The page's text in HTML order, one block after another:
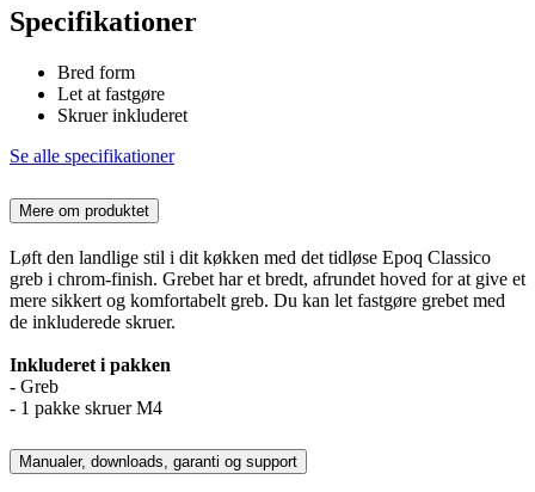
Specifikationer
Bred form
Let at fastgøre
Skruer inkluderet
Se alle specifikationer
Mere om produktet
Løft den landlige stil i dit køkken med det tidløse Epoq Classico
greb i chrom-finish. Grebet har et bredt, afrundet hoved for at give et
mere sikkert og komfortabelt greb. Du kan let fastgøre grebet med
de inkluderede skruer.
Inkluderet i pakken
- Greb
- 1 pakke skruer M4
Manualer, downloads, garanti og support